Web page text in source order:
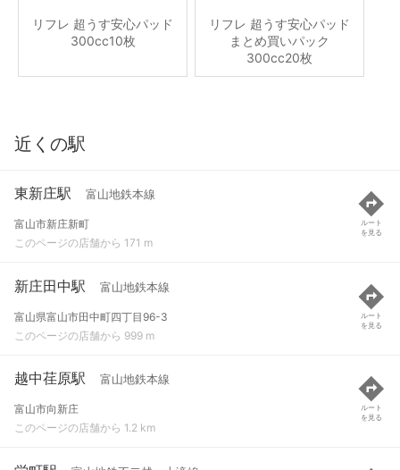
リフレ 超うす安心パッド
300cc10枚
リフレ 超うす安心パッド
まとめ買いパック
300cc20枚
近くの駅
東新庄駅 富山地鉄本線
富山市新庄新町
このページの店舗から 171 m
ルート
を見る
新庄田中駅 富山地鉄本線
富山県富山市田中町四丁目96-3
このページの店舗から 999 m
ルート
を見る
越中荏原駅 富山地鉄本線
富山市向新庄
このページの店舗から 1.2 km
ルート
を見る